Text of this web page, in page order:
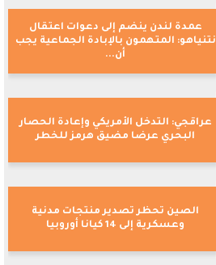
عمدة لندن ينضم إلى دعوات اعتقال
نتنياهو: المتهمون بالإبادة الجماعية يجب
أن...
عراقجي: التدخل الأمريكي وإعادة الحصار
البحري عرضا مضيق هرمز للخطر
الصين تحظر تصدير منتجات مدنية
وعسكرية إلى 14 كيانا أوروبيا